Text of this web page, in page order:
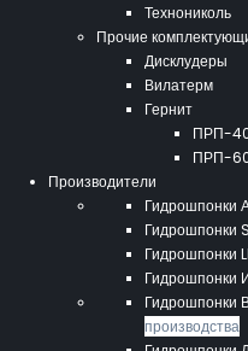
Технониколь
Прочие
Дисклудеры
Вилатерм
Гернит
ПРП-
ПРП-
Производители
Гидрошпонки
Гидрошпонки
Гидрошпонки
Гидрошпонки
Гидрошпонки
производства